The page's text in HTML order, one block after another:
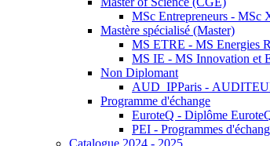
MSc Entrepreneurs - MSc
Mastère spécialisé (Master)
MS ETRE - MS Energies
MS IE - MS Innovation et
Non Diplomant
AUD_IPParis -
Programme d'échange
EuroteQ - Diplôme
PEI - Programmes
Catalogue 2024 - 2025